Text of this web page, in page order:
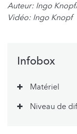
Auteur: Ingo
Vidéo: Ingo Knopf
Infobox
Matériel
Niveau de